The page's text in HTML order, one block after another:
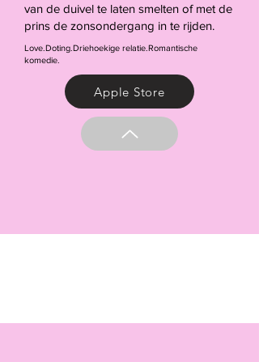
van de duivel te laten smelten of met de
prins de zonsondergang in te rijden.
Love.Doting.Driehoekige relatie.Romantische
komedie.
Apple Store